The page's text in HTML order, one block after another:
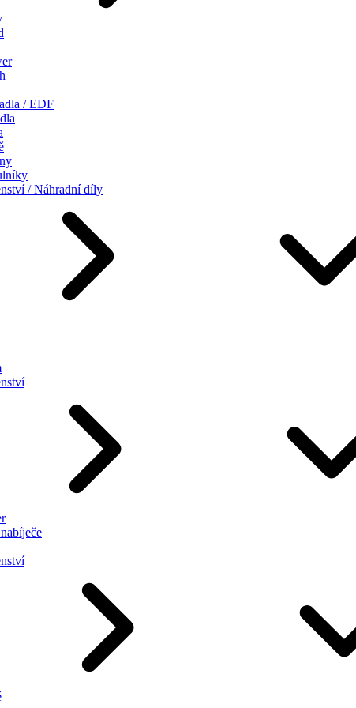
/ EDF
/ Náhradní díly